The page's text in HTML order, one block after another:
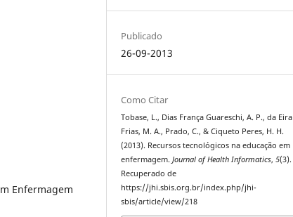
Enfermagem
Publicado
26-09-2013
Como Citar
Tobase, L., Dias França Guareschi, A. P., da Eira
Frias, M. A., Prado, C., & Ciqueto Peres, H. H.
(2013). Recursos tecnológicos na educação em
enfermagem.Journal of Health Informatics,5(3).
Recuperado de
https://jhi.sbis.org.br/index.php/jhi-
sbis/article/view/218